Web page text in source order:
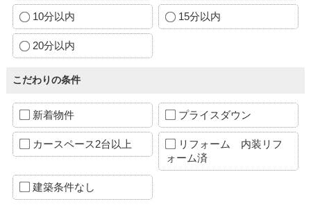
10分以内 15分以内
20分以内
こだわりの条件
新着物件 プライスダウン
カースペース2台以上
リフォーム 内装リフ
ォーム済
建築条件なし